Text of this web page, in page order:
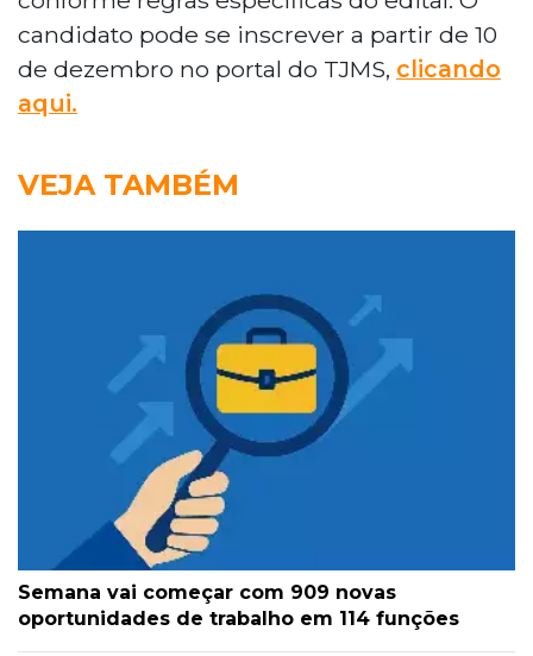
candidato pode se inscrever a partir de 10
de dezembro no portal do TJMS, clicando
aqui.
VEJA TAMBÉM
Semana vai começar com 909 novas
oportunidades de trabalho em 114 funções